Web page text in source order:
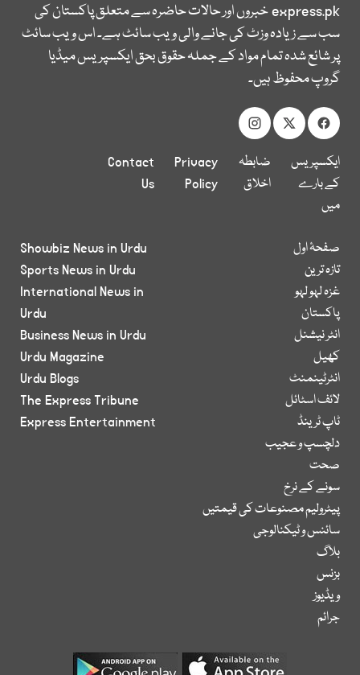
express.pkخبروں اور حالات حاضرہ سے متعلق پاکستان کی
سب سے زیادہ وزٹ کی جانے والی ویب سائٹ ہے۔ اس ویب سائٹ
پر شائع شدہ تمام مواد کے جملہ حقوق بحق ایکسپریس میڈیا
گروپ محفوظ ہیں۔
ایکسپریس
کے بارے
میں
ضابطہ
اخلاق
Privacy
Policy
Contact
Us
صفحۂ اول
تازہ ترین
غزہ لہو لہو
پاکستان
انٹر نیشنل
کھیل
انٹرٹینمنٹ
لائف اسٹائل
ٹاپ ٹرینڈ
دلچسپ و عجیب
صحت
سونے کے نرخ
پیٹرولیم مصنوعات کی قیمتیں
سائنس و ٹیکنالوجی
بلاگ
بزنس
ویڈیوز
جرائم
Showbiz News in Urdu
Sports News in Urdu
International News in
Urdu
Business News in Urdu
Urdu Magazine
Urdu Blogs
The Express Tribune
Express Entertainment